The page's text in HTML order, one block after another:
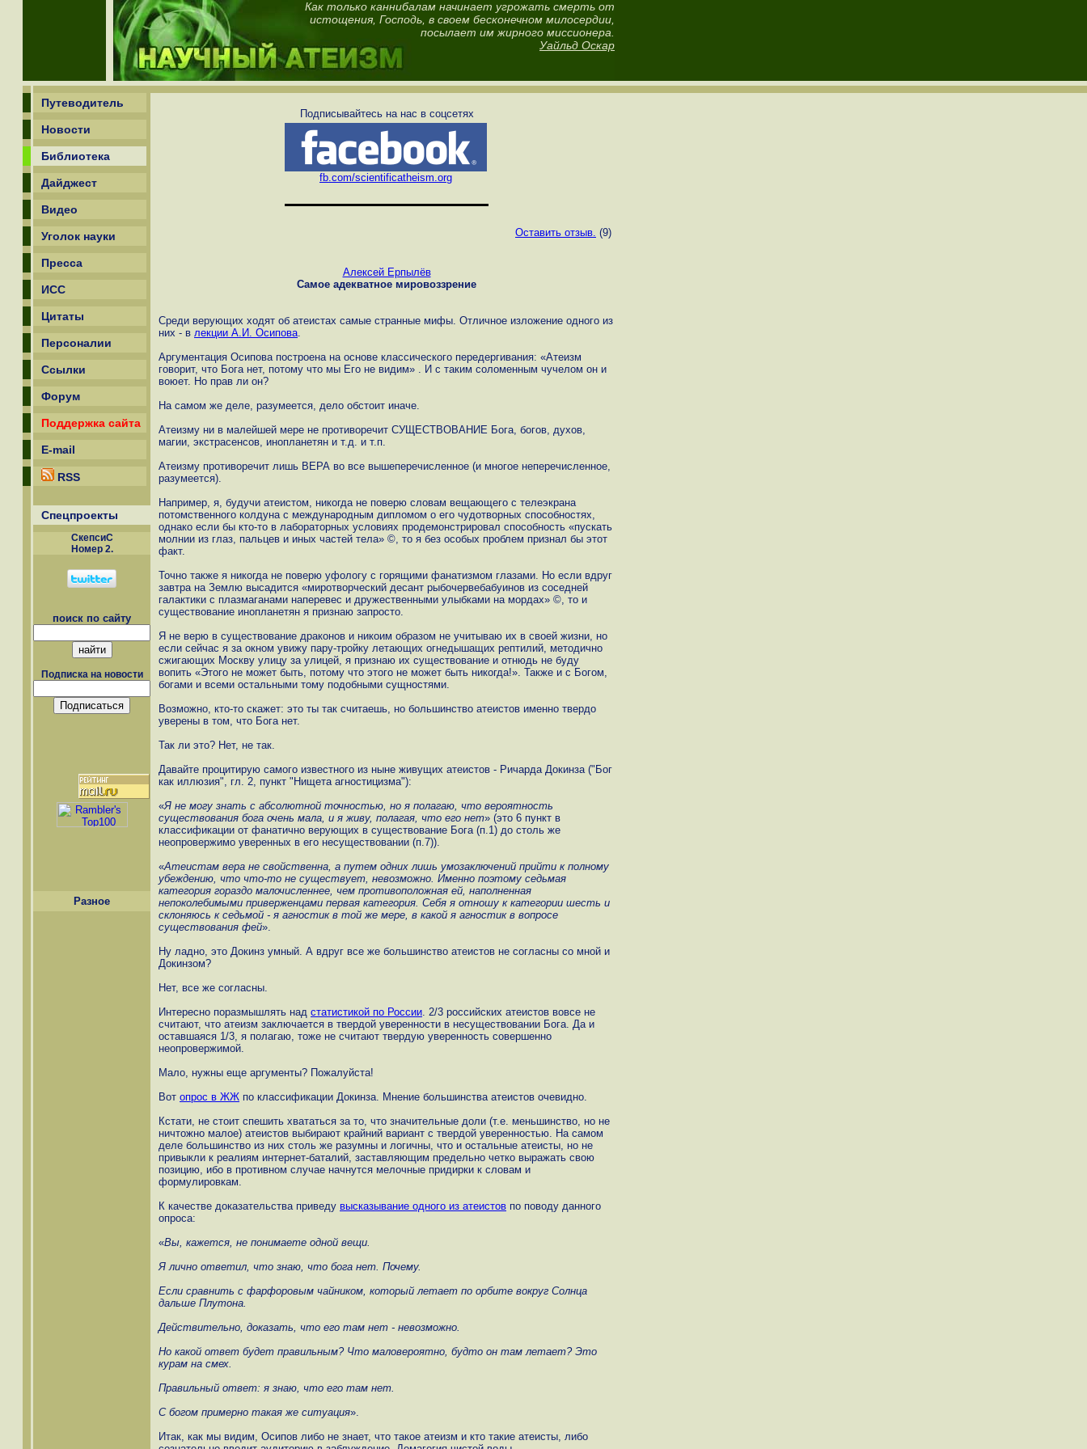
Как только каннибалам начинает угрожать смерть от
истощения, Господь, в своем бесконечном милосердии,
посылает им жирного миссионера.
Уайльд Оскар
Путеводитель
Новости
Библиотека
Дайджест
Видео
Уголок науки
Пресса
ИСС
Цитаты
Персоналии
Ссылки
Форум
Поддержка сайта
E-mail
RSS
Спецпроекты
СкепсиС
Номер 2.
поиск по сайту
Подписка на новости
Разное
Подписывайтесь на нас в соцсетях
fb.com/scientificatheism.org
Оставить отзыв. (9)
Алексей Ерпылёв
Самое адекватное мировоззрение
Среди верующих ходят об атеистах самые странные мифы. Отличное изложение одного из
них - в лекции А.И. Осипова.
Аргументация Осипова построена на основе классического передергивания: «Атеизм
говорит, что Бога нет, потому что мы Его не видим» . И с таким соломенным чучелом он и
воюет. Но прав ли он?
На самом же деле, разумеется, дело обстоит иначе.
Атеизму ни в малейшей мере не противоречит СУЩЕСТВОВАНИЕ Бога, богов, духов,
магии, экстрасенсов, инопланетян и т.д. и т.п.
Атеизму противоречит лишь ВЕРА во все вышеперечисленное (и многое неперечисленное,
разумеется).
Например, я, будучи атеистом, никогда не поверю словам вещающего с телеэкрана
потомственного колдуна с международным дипломом о его чудотворных способностях,
однако если бы кто-то в лабораторных условиях продемонстрировал способность «пускать
молнии из глаз, пальцев и иных частей тела» ©, то я без особых проблем признал бы этот
факт.
Точно также я никогда не поверю уфологу с горящими фанатизмом глазами. Но если вдруг
завтра на Землю высадится «миротворческий десант рыбочервебабуинов из соседней
галактики с плазмаганами наперевес и дружественными улыбками на мордах» ©, то и
существование инопланетян я признаю запросто.
Я не верю в существование драконов и никоим образом не учитываю их в своей жизни, но
если сейчас я за окном увижу пару-тройку летающих огнедышащих рептилий, методично
сжигающих Москву улицу за улицей, я признаю их существование и отнюдь не буду
вопить «Этого не может быть, потому что этого не может быть никогда!». Также и с Богом,
богами и всеми остальными тому подобными сущностями.
Возможно, кто-то скажет: это ты так считаешь, но большинство атеистов именно твердо
уверены в том, что Бога нет.
Так ли это? Нет, не так.
Давайте процитирую самого известного из ныне живущих атеистов - Ричарда Докинза ("Бог
как иллюзия", гл. 2, пункт "Нищета агностицизма"):
«Я не могу знать с абсолютной точностью, но я полагаю, что вероятность
существования бога очень мала, и я живу, полагая, что его нет» (это 6 пункт в
классификации от фанатично верующих в существование Бога (п.1) до столь же
неопровержимо уверенных в его несуществовании (п.7)).
«Атеистам вера не свойственна, а путем одних лишь умозаключений прийти к полному
убеждению, что что-то не существует, невозможно. Именно поэтому седьмая
категория гораздо малочисленнее, чем противоположная ей, наполненная
непоколебимыми приверженцами первая категория. Себя я отношу к категории шесть и
склоняюсь к седьмой - я агностик в той же мере, в какой я агностик в вопросе
существования фей».
Ну ладно, это Докинз умный. А вдруг все же большинство атеистов не согласны со мной и
Докинзом?
Нет, все же согласны.
Интересно поразмышлять над статистикой по России. 2/3 российских атеистов вовсе не
считают, что атеизм заключается в твердой уверенности в несуществовании Бога. Да и
оставшаяся 1/3, я полагаю, тоже не считают твердую уверенность совершенно
неопровержимой.
Мало, нужны еще аргументы? Пожалуйста!
Вот опрос в ЖЖ по классификации Докинза. Мнение большинства атеистов очевидно.
Кстати, не стоит спешить хвататься за то, что значительные доли (т.е. меньшинство, но не
ничтожно малое) атеистов выбирают крайний вариант с твердой уверенностью. На самом
деле большинство из них столь же разумны и логичны, что и остальные атеисты, но не
привыкли к реалиям интернет-баталий, заставляющим предельно четко выражать свою
позицию, ибо в противном случае начнутся мелочные придирки к словам и
формулировкам.
К качестве доказательства приведу высказывание одного из атеистов по поводу данного
опроса:
«Вы, кажется, не понимаете одной вещи.
Я лично ответил, что знаю, что бога нет. Почему.
Если сравнить с фарфоровым чайником, который летает по орбите вокруг Солнца
дальше Плутона.
Действительно, доказать, что его там нет - невозможно.
Но какой ответ будет правильным? Что маловероятно, будто он там летает? Это
курам на смех.
Правильный ответ: я знаю, что его там нет.
С богом примерно такая же ситуация».
Итак, как мы видим, Осипов либо не знает, что такое атеизм и кто такие атеисты, либо